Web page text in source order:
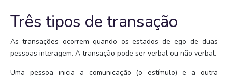
Três tipos de transação
As transações ocorrem quando os estados de ego de duas
pessoas interagem. A transação pode ser verbal ou não verbal.
Uma pessoa inicia a comunicação (o estímulo) e a outra